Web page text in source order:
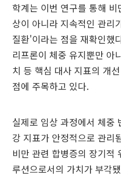
학계는 이번 연구를 통해
상이 아니라 지속적인 관리
질환'이라는 점을 재확인했
리프론이 체중 유지뿐만 아
치 등 핵심 대사 지표의 개
점에 주목하고 있다.
실제로 임상 과정에서 체중
강 지표가 안정적으로 관리
비만 관련 합병증의 장기적
루션으로서의 가치가 부각